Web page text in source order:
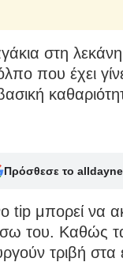
στη λεκάνη
που έχει
Πρόσθεσε το
tip μπορεί να
του. Καθώς
τριβή